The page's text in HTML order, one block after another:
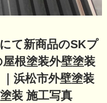
て新商品のSKプ
根塗装外壁塗装
浜松市外壁塗装
装 施工写真